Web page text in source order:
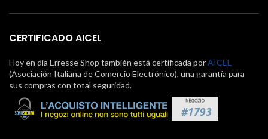
CERTIFICADO AICEL
Hoy en día Erresse Shop también está certificada porAICEL
(Asociación Italiana de Comercio Electrónico), una garantía para
sus compras con total seguridad.